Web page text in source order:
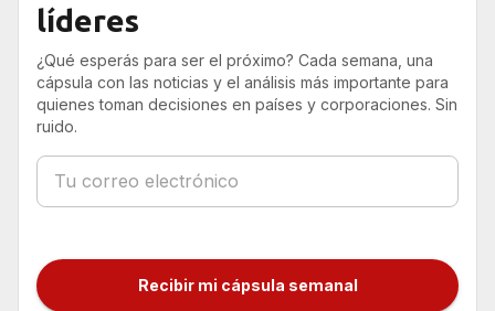
líderes
¿Qué esperás para ser el próximo? Cada semana, una
cápsula con las noticias y el análisis más importante para
quienes toman decisiones en países y corporaciones. Sin
ruido.
Recibir mi cápsula semanal